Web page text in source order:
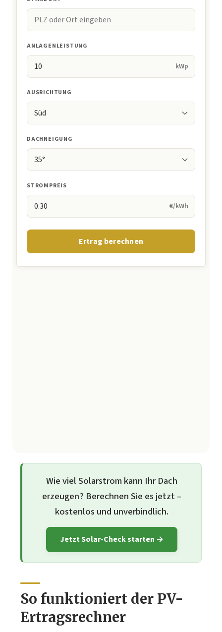
Wie viel Solarstrom kann Ihr Dach
erzeugen? Berechnen Sie es jetzt –
kostenlos und unverbindlich.
Jetzt Solar-Check starten →
So funktioniert der PV-
Ertragsrechner